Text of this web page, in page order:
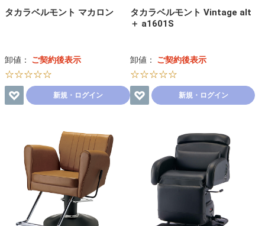
タカラベルモント マカロン
卸値： ご契約後表示
☆☆☆☆☆
新規・ログイン
タカラベルモント Vintage alt
＋ a1601S
卸値： ご契約後表示
☆☆☆☆☆
新規・ログイン